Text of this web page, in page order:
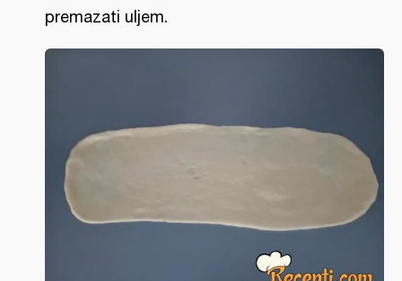
premazati uljem.